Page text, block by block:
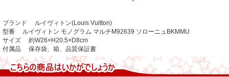
ブランド ルイヴィトン(Louis Vuitton)
型番 ルイヴィトン モノグラム マルチM92639 ソローニュBKMMU
サイズ 約W26×H20.5×D8cm
付属品 保存袋、箱、品質保証書